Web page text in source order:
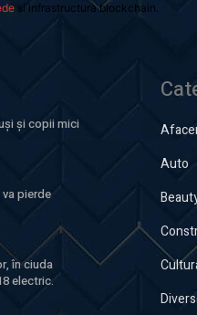
si infrastructura blockchain.
și copii mici
pierde
în ciuda
electric.
Auto